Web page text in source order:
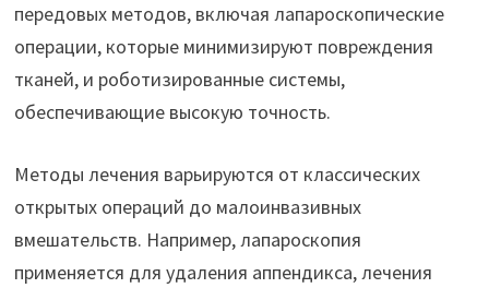
передовых методов, включая лапароскопические
операции, которые минимизируют повреждения
тканей, и роботизированные системы,
обеспечивающие высокую точность.
Методы лечения варьируются от классических
открытых операций до малоинвазивных
вмешательств. Например, лапароскопия
применяется для удаления аппендикса, лечения